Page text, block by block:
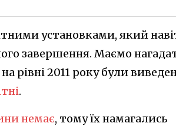
установками, який
завершення. Маємо
рівні 2011 року були
.
немає, тому їх намагались